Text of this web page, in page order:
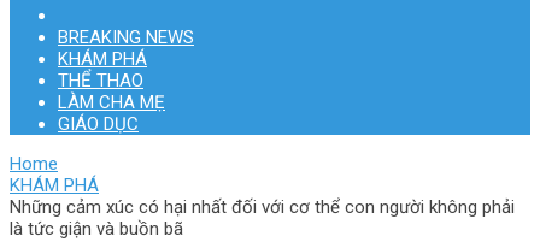
BREAKING NEWS
KHÁM PHÁ
THỂ THAO
LÀM CHA MẸ
GIÁO DỤC
Home
KHÁM PHÁ
Những cảm xúc có hại nhất đối với cơ thể con người không phải
là tức giận và buồn bã